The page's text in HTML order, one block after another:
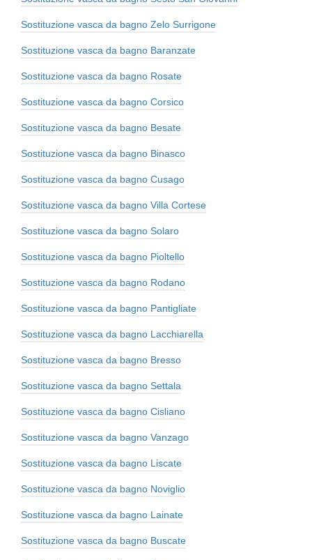
Sostituzione vasca da bagno Zelo Surrigone
Sostituzione vasca da bagno Baranzate
Sostituzione vasca da bagno Rosate
Sostituzione vasca da bagno Corsico
Sostituzione vasca da bagno Besate
Sostituzione vasca da bagno Binasco
Sostituzione vasca da bagno Cusago
Sostituzione vasca da bagno Villa Cortese
Sostituzione vasca da bagno Solaro
Sostituzione vasca da bagno Pioltello
Sostituzione vasca da bagno Rodano
Sostituzione vasca da bagno Pantigliate
Sostituzione vasca da bagno Lacchiarella
Sostituzione vasca da bagno Bresso
Sostituzione vasca da bagno Settala
Sostituzione vasca da bagno Cisliano
Sostituzione vasca da bagno Vanzago
Sostituzione vasca da bagno Liscate
Sostituzione vasca da bagno Noviglio
Sostituzione vasca da bagno Lainate
Sostituzione vasca da bagno Buscate